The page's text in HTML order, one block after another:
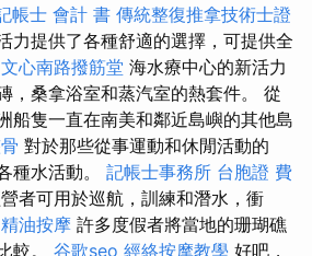
帳士 會計 書 傳統整復推拿技術士證
力提供了各種舒適的選擇，可提供全
文心南路撥筋堂 海水療中心的新活力
，桑拿浴室和蒸汽室的熱套件。 從
船隻一直在南美和鄰近島嶼的其他島
對於那些從事運動和休閒活動的
種水活動。 記帳士事務所 台胞證 費
者可用於巡航，訓練和潛水，衝
油按摩 許多度假者將當地的珊瑚礁
較。 谷歌seo 經絡按摩教學 好吧，